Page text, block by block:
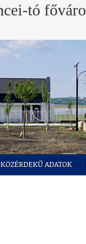
KÖZÉRDEKŰ ADATOK